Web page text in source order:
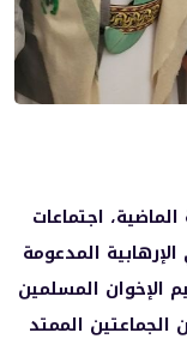
اجتماعات
المدعومة
الإخوان المسلمين
الممتد